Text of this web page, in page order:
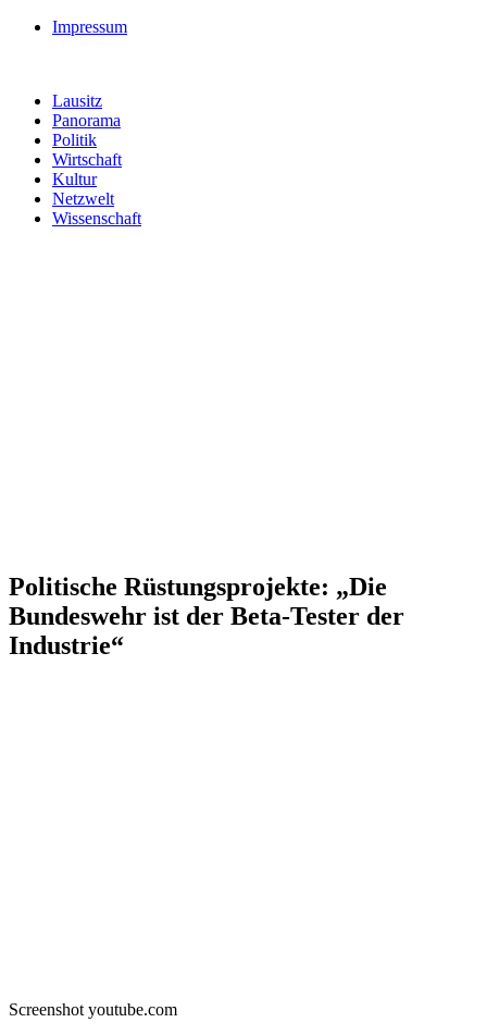
Impressum
Lausitz
Panorama
Politik
Wirtschaft
Kultur
Netzwelt
Wissenschaft
Politische Rüstungsprojekte: „Die
Bundeswehr ist der Beta-Tester der
Industrie“
Screenshot youtube.com